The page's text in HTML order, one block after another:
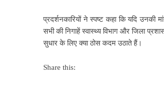
प्रदर्शनकारियों ने स्पष्ट कहा कि यदि उनकी
सभी की निगाहें स्वास्थ्य विभाग और जिला
सुधार के लिए क्या ठोस कदम उठाते हैं।
Share this: